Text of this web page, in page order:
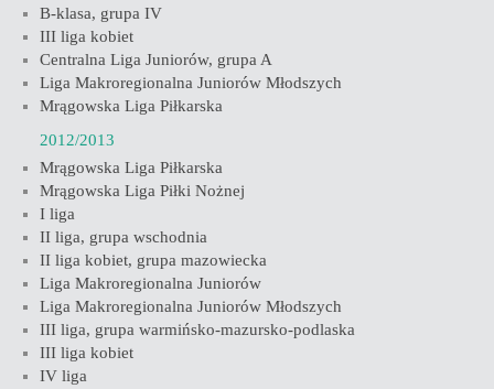
B-klasa, grupa IV
III liga kobiet
Centralna Liga Juniorów, grupa A
Liga Makroregionalna Juniorów Młodszych
Mrągowska Liga Piłkarska
2012/2013
Mrągowska Liga Piłkarska
Mrągowska Liga Piłki Nożnej
I liga
II liga, grupa wschodnia
II liga kobiet, grupa mazowiecka
Liga Makroregionalna Juniorów
Liga Makroregionalna Juniorów Młodszych
III liga, grupa warmińsko-mazursko-podlaska
III liga kobiet
IV liga